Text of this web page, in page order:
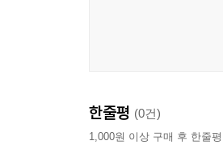
11장. 첫 1년의 생존법,
1절. 처음 맡는 장비와
한줄평 (0건)
1,000원 이상 구매 후 한줄